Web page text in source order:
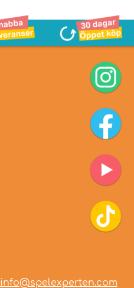
info@spelexperten.com